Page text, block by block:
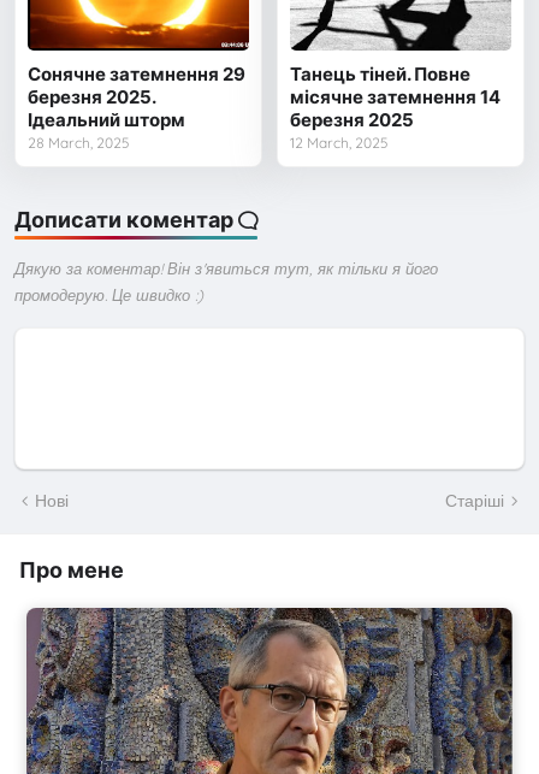
Сонячне затемнення 29
березня 2025.
Ідеальний шторм
28 March, 2025
Танець тіней. Повне
місячне затемнення 14
березня 2025
12 March, 2025
Дописати коментар
Дякую за коментар! Він з'явиться тут, як тільки я його
промодерую. Це швидко :)
Нові Старіші
Про мене